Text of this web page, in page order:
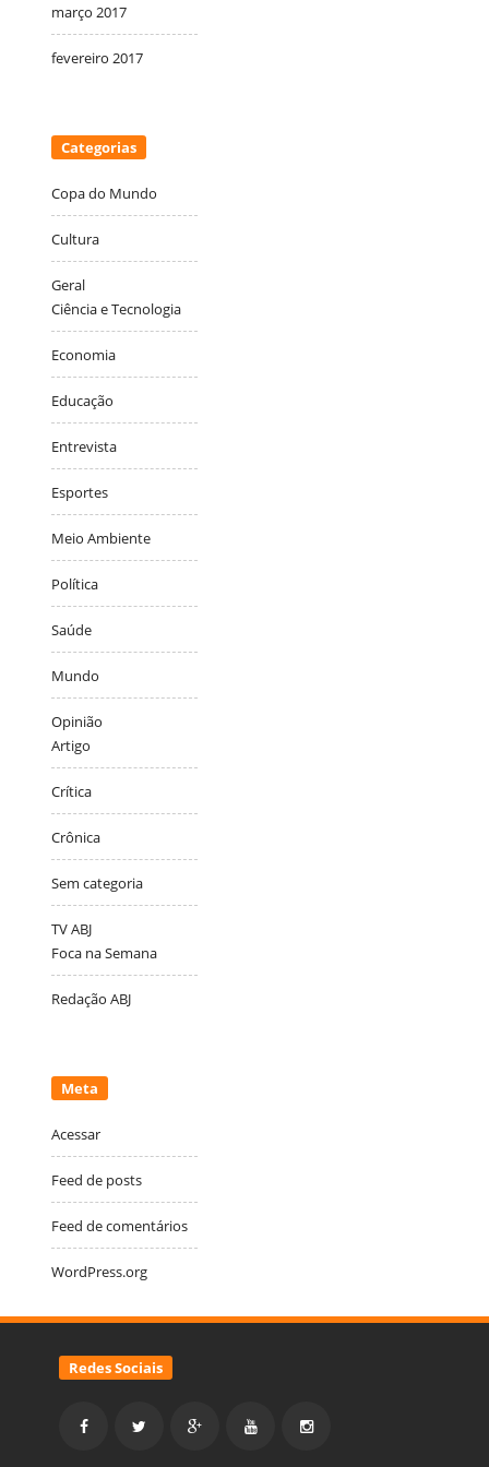
março 2017
fevereiro 2017
Categorias
Copa do Mundo
Cultura
Geral
Ciência e Tecnologia
Economia
Educação
Entrevista
Esportes
Meio Ambiente
Política
Saúde
Mundo
Opinião
Artigo
Crítica
Crônica
Sem categoria
TV ABJ
Foca na Semana
Redação ABJ
Meta
Acessar
Feed de posts
Feed de comentários
WordPress.org
Redes Sociais